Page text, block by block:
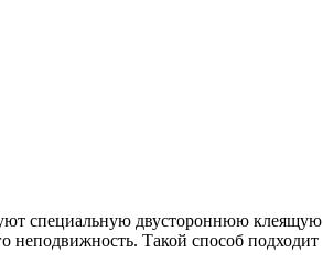
специальную двустороннюю клеящую
неподвижность. Такой способ подходит